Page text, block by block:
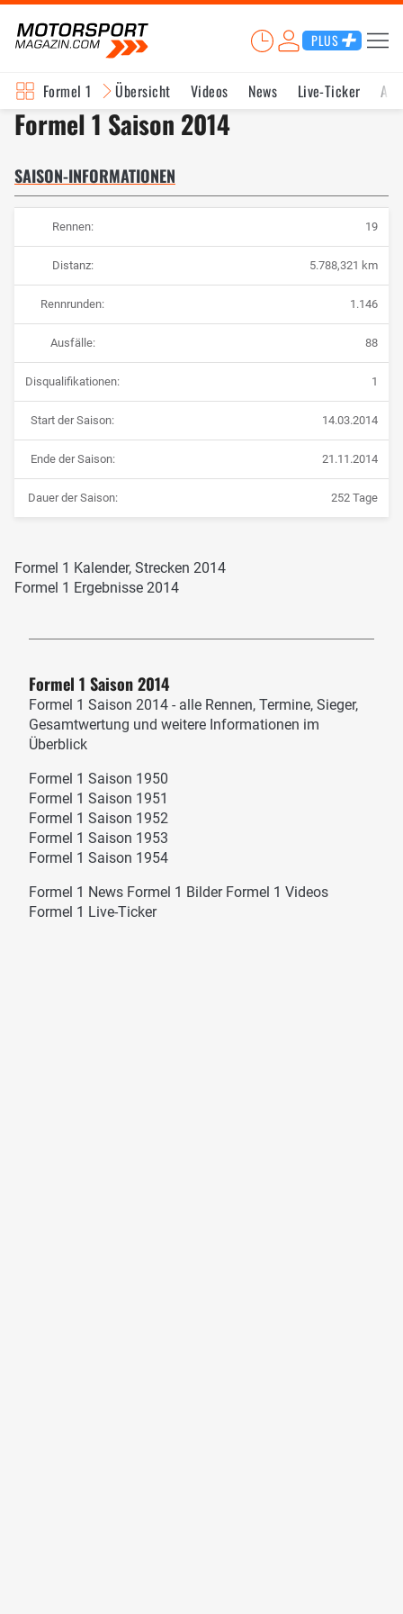
PLUS
Formel 1 Übersicht Videos News Live-Ticker
Formel 1 Saison 2014
SAISON-INFORMATIONEN
Rennen: 19
Distanz: 5.788,321 km
Rennrunden: 1.146
Ausfälle: 88
Disqualifikationen: 1
Start der Saison: 14.03.2014
Ende der Saison: 21.11.2014
Dauer der Saison: 252 Tage
Formel 1 Kalender, Strecken 2014
Formel 1 Ergebnisse 2014
Formel 1 Saison 2014
Formel 1 Saison 2014 - alle Rennen, Termine, Sieger,
Gesamtwertung und weitere Informationen im
Überblick
Formel 1 Saison 1950
Formel 1 Saison 1951
Formel 1 Saison 1952
Formel 1 Saison 1953
Formel 1 Saison 1954
Formel 1 News Formel 1 Bilder Formel 1 Videos
Formel 1 Live-Ticker